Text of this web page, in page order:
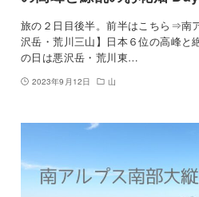
旅の２日目後半。前半はこちら⇒南
沢岳・荒川三山】日本６位の高峰と
の日は悪沢岳・荒川東…
2023年9月12日 山